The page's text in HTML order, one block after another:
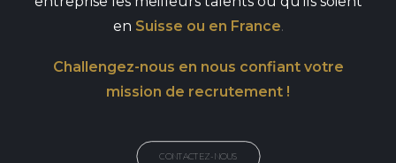
en Suisse ou en France.
Challengez-nous en nous confiant votre
mission de recrutement !
CONTACTEZ-NOUS